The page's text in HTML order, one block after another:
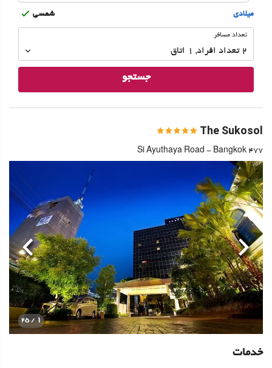
ميلادى شمسى
تعداد
تعداد مسافر
2 تعداد افراد ,
1 اتاق
جستجو
The Sukosol
477 Si Ayuthaya Road - Bangkok
1
/ 25
قبلی بعدی
خدمات